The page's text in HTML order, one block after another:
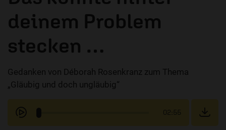
deinem Problem
stecken …
Gedanken von Déborah Rosenkranz zum Thema
„Gläubig und doch ungläubig“
02:55